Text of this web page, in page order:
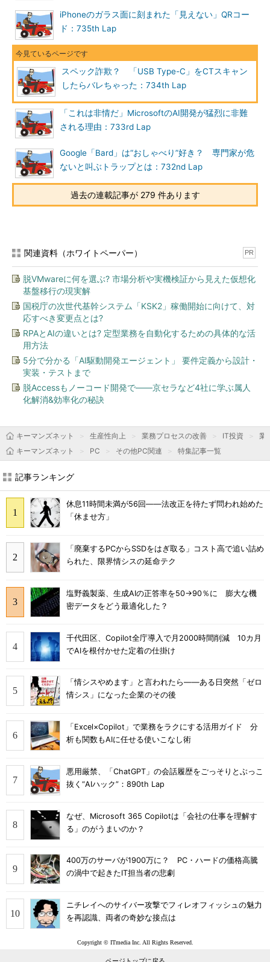
iPhoneのガラス面に刻まれた「見えない」QRコー
ド：735th Lap
スペック詐欺？ 「USB Type-C」をCTスキャン
したらバレちゃった：734th Lap
「これは非情だ」MicrosoftのAI開発が猛烈に非難
される理由：733rd Lap
Google「Bard」は“おしゃべり”好き？ 専門家が危
ないと叫ぶトラップとは：732nd Lap
過去の連載記事が 279 件あります
関連資料（ホワイトペーパー） PR
脱VMwareに何を選ぶ? 市場分析や実機検証から見えた仮想化
基盤移行の現実解
国税庁の次世代基幹システム「KSK2」稼働開始に向けて、対
応すべき変更点とは?
RPAとAIの違いとは? 定型業務を自動化するための具体的な活
用方法
5分で分かる「AI駆動開発エージェント」 要件定義から設計・
実装・テストまで
脱Accessもノーコード開発で――京セラなど4社に学ぶ属人
化解消&効率化の秘訣
キーマンズネット 生産性向上 業務プロセスの改善 IT投資
業
キーマンズネット
PC その他PC関連 特集記事一覧
記事ランキング
休息11時間未満が56回――法改正を待たず問われ始めた
「休ませ方」
「廃棄するPCからSSDをはぎ取る」コスト高で追い詰め
られた、限界情シスの延命テク
塩野義製薬、生成AIの正答率を50→90％に 膨大な機
密データをどう最適化した？
千代田区、Copilot全庁導入で月2000時間削減 10カ月
でAIを根付かせた定着の仕掛け
「情シスやめます」と言われたら――ある日突然「ゼロ
情シス」になった企業のその後
「Excel×Copilot」で業務をラクにする活用ガイド 分
析も関数もAIに任せる使いこなし術
悪用厳禁、「ChatGPT」の会話履歴をごっそりとぶっこ
抜く“AIハック”：890th Lap
なぜ、Microsoft 365 Copilotは「会社の仕事を理解す
る」のがうまいのか？
400万のサーバが1900万に？ PC・ハードの価格高騰
の渦中で起きたIT担当者の悲劇
ニチレイへのサイバー攻撃でフィレオフィッシュの魅力
を再認識、両者の奇妙な接点は
Copyright © ITmedia Inc. All Rights Reserved.